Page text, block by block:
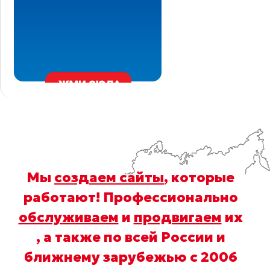
Мы создаем сайты, которые
работают! Профессионально
обслуживаем и продвигаем их
, а также по всей России и
ближнему зарубежью с 2006